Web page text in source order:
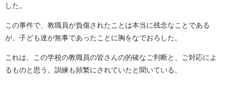
した。
この事件で、教職員が負傷されたことは本当に残念なことである
が、子ども達が無事であったことに胸をなでおろした。
これは、この学校の教職員の皆さんの的確なご判断と、ご対応によ
るものと思う。訓練も頻繁にされていたと聞いている。